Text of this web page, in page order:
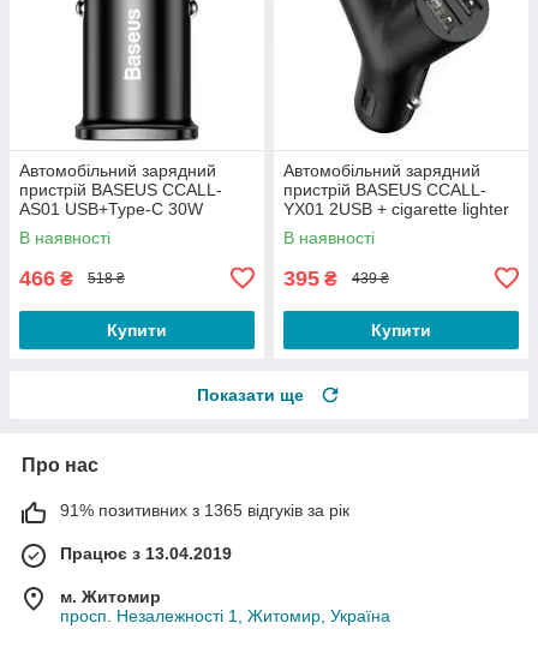
Автомобільний зарядний
пристрій BASEUS CCALL-
AS01 USB+Type-C 30W
QC+PD чорний
В наявності
466 ₴ 518 ₴
Купити
Автомобільний зарядний
пристрій BASEUS CCALL-
YX01 2USB + cigarette lighter
extended 3,1А чорний
В наявності
395 ₴ 439 ₴
Купити
Показати ще
Про нас
91% позитивних з 1365 відгуків за рік
Працює з 13.04.2019
м. Житомир
просп. Незалежності 1, Житомир, Україна